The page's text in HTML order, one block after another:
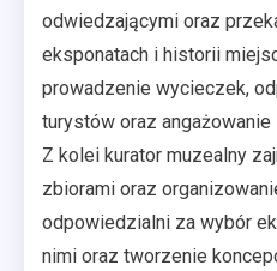
odwiedzającymi oraz
eksponatach i historii
prowadzenie wycieczek,
turystów oraz
Z kolei kurator muzealny
zbiorami oraz
odpowiedzialni za wybór
nimi oraz tworzenie